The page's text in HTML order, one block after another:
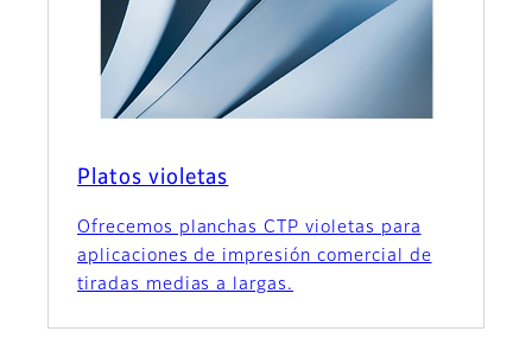
Platos violetas
Ofrecemos planchas CTP violetas para
aplicaciones de impresión comercial de
tiradas medias a largas.